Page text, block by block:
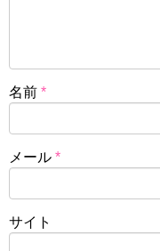
名前 *
メール *
サイト